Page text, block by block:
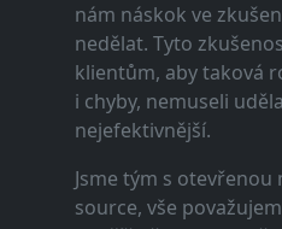
nám náskok ve
nedělat. Tyto
klientům, aby taková
i chyby, nemuseli
nejefektivnější.
Jsme tým s
source, vše